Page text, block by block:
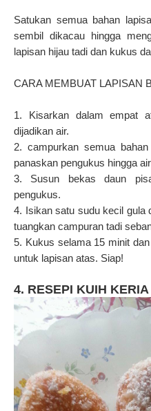
Satukan semua bahan
sembil dikacau hingga
lapisan hijau tadi dan kukus
CARA MEMBUAT LAPISAN
1. Kisarkan dalam empat
dijadikan air.
2. campurkan semua
panaskan pengukus hingga
3. Susun bekas daun
pengukus.
4. Isikan satu sudu kecil gula
tuangkan campuran tadi
5. Kukus selama 15 minit
untuk lapisan atas. Siap!
4. RESEPI KUIH KERIA